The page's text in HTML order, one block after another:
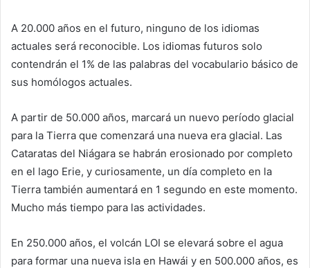
A 20.000 años en el futuro, ninguno de los idiomas
actuales será reconocible. Los idiomas futuros solo
contendrán el 1% de las palabras del vocabulario básico de
sus homólogos actuales.
A partir de 50.000 años, marcará un nuevo período glacial
para la Tierra que comenzará una nueva era glacial. Las
Cataratas del Niágara se habrán erosionado por completo
en el lago Erie, y curiosamente, un día completo en la
Tierra también aumentará en 1 segundo en este momento.
Mucho más tiempo para las actividades.
En 250.000 años, el volcán LOI se elevará sobre el agua
para formar una nueva isla en Hawái y en 500.000 años, es